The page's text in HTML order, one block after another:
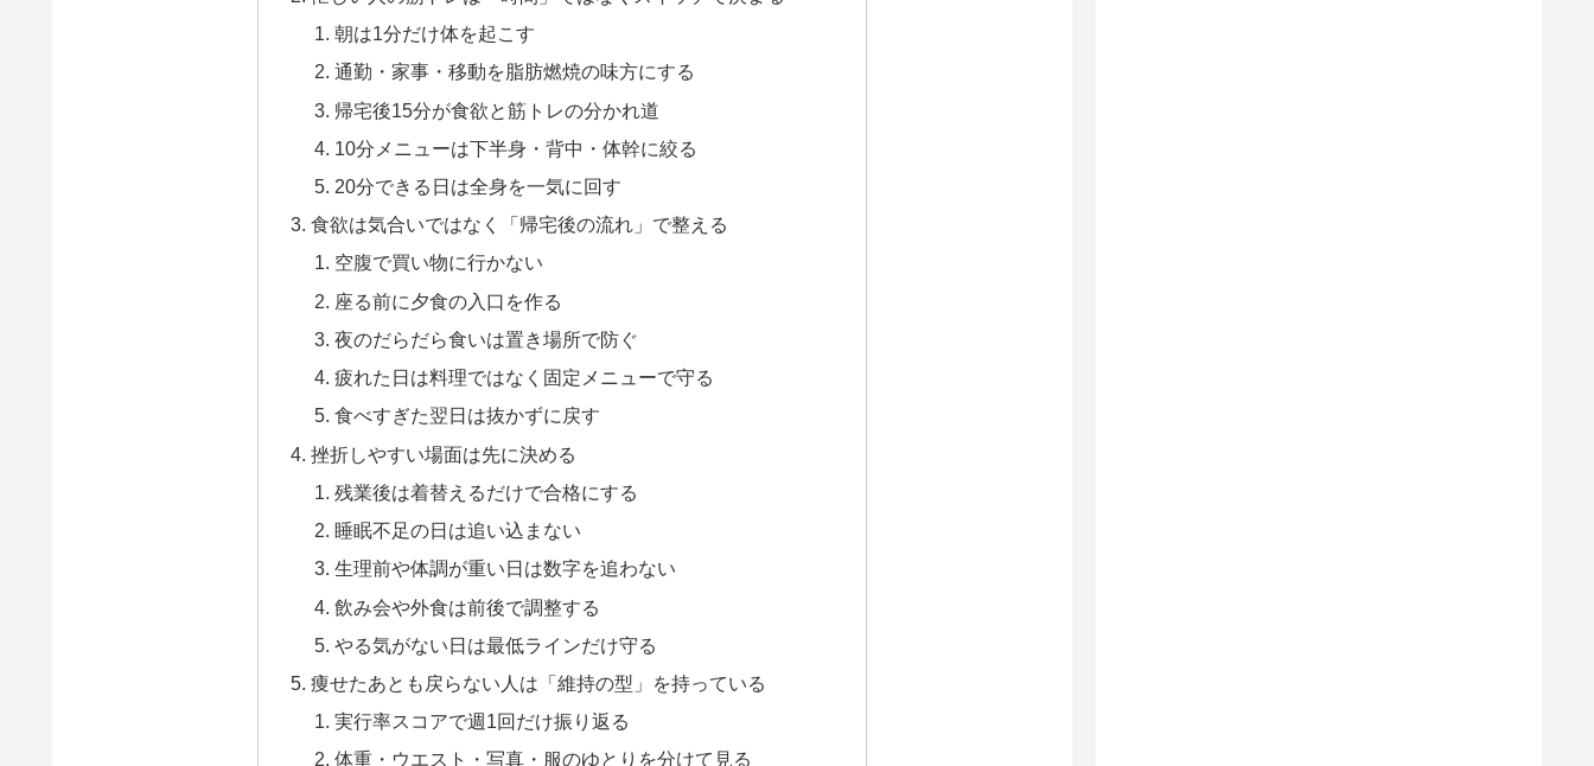
朝は1分だけ体を起こす
通勤・家事・移動を脂肪燃焼の味方にする
帰宅後15分が食欲と筋トレの分かれ道
10分メニューは下半身・背中・体幹に絞る
20分できる日は全身を一気に回す
食欲は気合いではなく「帰宅後の流れ」で整える
空腹で買い物に行かない
座る前に夕食の入口を作る
夜のだらだら食いは置き場所で防ぐ
疲れた日は料理ではなく固定メニューで守る
食べすぎた翌日は抜かずに戻す
挫折しやすい場面は先に決める
残業後は着替えるだけで合格にする
睡眠不足の日は追い込まない
生理前や体調が重い日は数字を追わない
飲み会や外食は前後で調整する
やる気がない日は最低ラインだけ守る
痩せたあとも戻らない人は「維持の型」を持っている
実行率スコアで週1回だけ振り返る
体重・ウエスト・写真・服のゆとりを分けて見る